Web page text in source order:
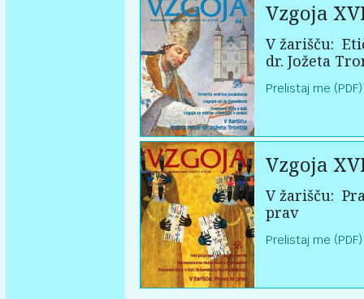
Vzgoja
V žarišču:
dr. Jožeta
Prelistaj me (PDF)
Vzgoja
V žarišču:
prav
Prelistaj me (PDF)